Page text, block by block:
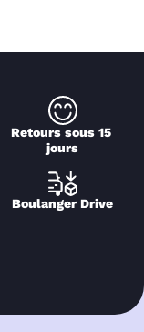
Retours sous 15
jours
Boulanger Drive